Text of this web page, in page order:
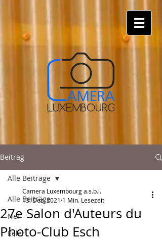
Beitrag
Alle Beiträge
Nei
Eeler
Alle Beiträge
27e Salon d'Auteurs du
Photo-Club Esch
Camera Luxembourg a.s.b.l.
13. Dez. 2021 1 Min. Lesezeit